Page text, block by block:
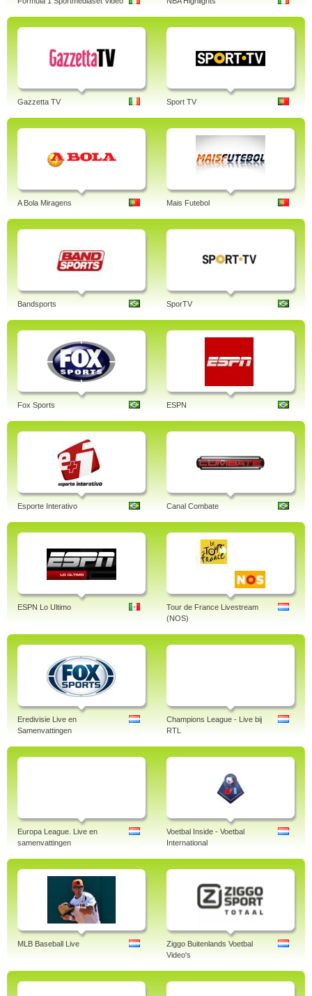
Gazzetta TV Sport TV
A Bola Miragens Mais Futebol
Bandsports SporTV
Fox Sports ESPN
Esporte Interativo Canal Combate
ESPN Lo Ultimo
Tour de France Livestream
(NOS)
Eredivisie Live en
Samenvattingen
Champions League - Live bij
RTL
Europa League. Live en
samenvattingen
Voetbal Inside - Voetbal
International
MLB Baseball Live
Ziggo Buitenlands Voetbal
Video's